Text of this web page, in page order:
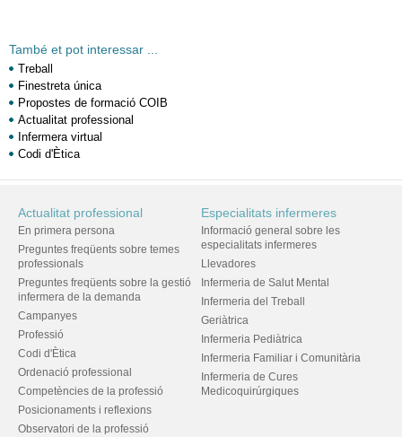
També et pot interessar ...
Treball
Finestreta única
Propostes de formació COIB
Actualitat professional
Infermera virtual
Codi d'Ètica
Actualitat professional
En primera persona
Preguntes freqüents sobre temes
professionals
Preguntes freqüents sobre la gestió
infermera de la demanda
Campanyes
Professió
Codi d'Ètica
Ordenació professional
Competències de la professió
Posicionaments i reflexions
Observatori de la professió
Especialitats infermeres
Informació general sobre les
especialitats infermeres
Llevadores
Infermeria de Salut Mental
Infermeria del Treball
Geriàtrica
Infermeria Pediàtrica
Infermeria Familiar i Comunitària
Infermeria de Cures
Medicoquirúrgiques